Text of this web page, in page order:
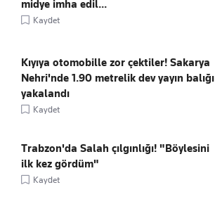
midye imha edil...
Kaydet
Kıyıya otomobille zor çektiler! Sakarya
Nehri'nde 1.90 metrelik dev yayın balığı
yakalandı
Kaydet
Trabzon'da Salah çılgınlığı! "Böylesini
ilk kez gördüm"
Kaydet